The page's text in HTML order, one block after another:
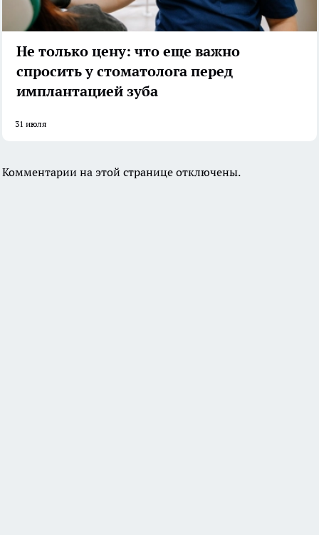
Не только цену: что еще важно
спросить у стоматолога перед
имплантацией зуба
31 июля
Комментарии на этой странице отключены.